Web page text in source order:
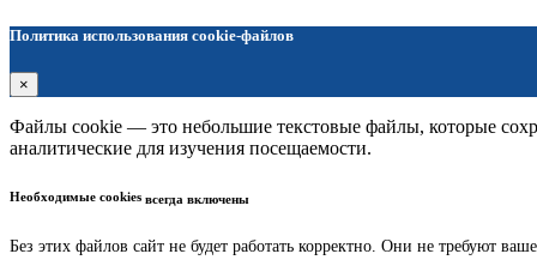
Политика использования cookie-файлов
×
Файлы cookie — это небольшие текстовые файлы, которые
аналитические для изучения посещаемости.
Необходимые cookies всегда включены
Без этих файлов сайт не будет работать корректно. Они не требуют